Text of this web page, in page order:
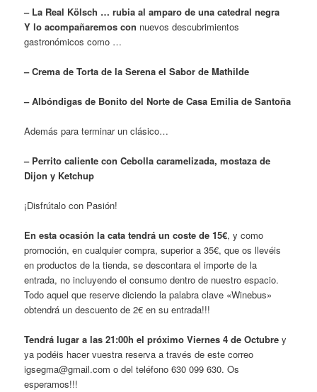
– La Real Kölsch … rubia al amparo de una catedral negra
Y lo acompañaremos con nuevos descubrimientos
gastronómicos como …
– Crema de Torta de la Serena el Sabor de Mathilde
– Albóndigas de Bonito del Norte de Casa Emilia de Santoña
Además para terminar un clásico…
– Perrito caliente con Cebolla caramelizada, mostaza de
Dijon y Ketchup
¡Disfrútalo con Pasión!
En esta ocasión la cata tendrá un coste de 15€, y como
promoción, en cualquier compra, superior a 35€, que os llevéis
en productos de la tienda, se descontara el importe de la
entrada, no incluyendo el consumo dentro de nuestro espacio.
Todo aquel que reserve diciendo la palabra clave «Winebus»
obtendrá un descuento de 2€ en su entrada!!!
Tendrá lugar a las 21:00h el próximo Viernes 4 de Octubre y
ya podéis hacer vuestra reserva a través de este correo
igsegma@gmail.com o del teléfono 630 099 630. Os
esperamos!!!